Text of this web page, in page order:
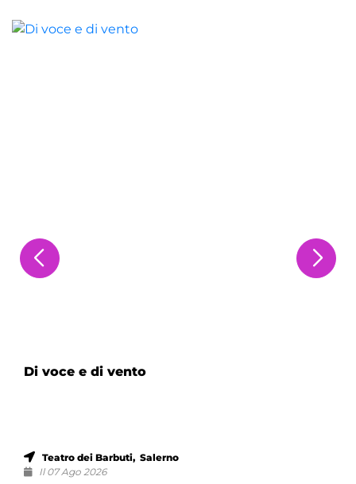
Di voce e di vento
Teatro dei Barbuti, Salerno
Il 07 Ago 2026